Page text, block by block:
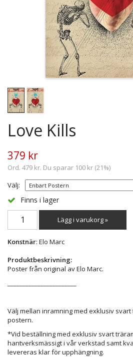
Love Kills
379 kr
Ord. 479 kr. Du sparar 100 kr (21%)
Välj:
Finns i lager
Lägg i varukorg »
Konstnär: Elo Marc
Produktbeskrivning:
Poster från original av Elo Marc.
Välj mellan inramning med exklusiv
postern.
*Vid beställning med exklusiv svart
hantverksmässigt i vår verkstad samt
levereras klar för upphängning.